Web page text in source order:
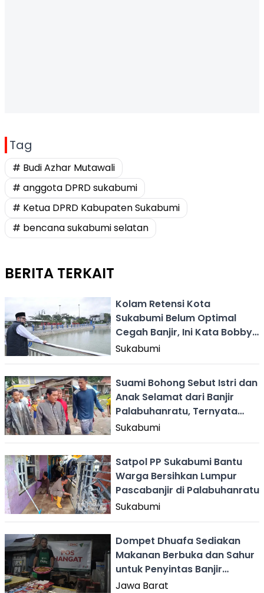
Tag
# Budi Azhar Mutawali
# anggota DPRD sukabumi
# Ketua DPRD Kabupaten Sukabumi
# bencana sukabumi selatan
BERITA TERKAIT
Kolam Retensi Kota
Sukabumi Belum Optimal
Cegah Banjir, Ini Kata Bobby
Maulana
Sukabumi
Suami Bohong Sebut Istri dan
Anak Selamat dari Banjir
Palabuhanratu, Ternyata
Ditemukan Meninggal
Sukabumi
Satpol PP Sukabumi Bantu
Warga Bersihkan Lumpur
Pascabanjir di Palabuhanratu
Sukabumi
Dompet Dhuafa Sediakan
Makanan Berbuka dan Sahur
untuk Penyintas Banjir
Bandang Cisarua
Jawa Barat